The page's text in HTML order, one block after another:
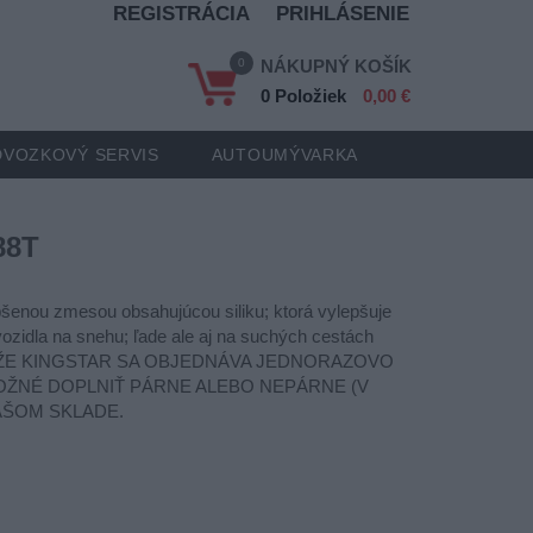
zmesou obsahujúcou siliku; ktorá vylepšuje
na snehu; ľade ale aj na suchých cestách
KINGSTAR SA OBJEDNÁVA JEDNORAZOVO
DOPLNIŤ PÁRNE ALEBO NEPÁRNE (V
SKLADE.
REGISTRÁCIA PRIHLÁSENIE
0
NÁKUPNÝ KOŠÍK
0 Položiek
0,00 €
SERVIS AUTOUMÝVARKA